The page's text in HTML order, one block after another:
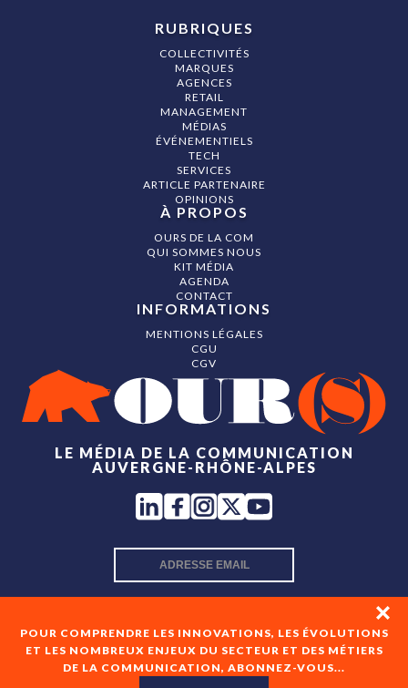
POUR COMPRENDRE LES INNOVATIONS, LES ÉVOLUTIONS
ET LES NOMBREUX ENJEUX DU SECTEUR ET DES MÉTIERS
DE LA COMMUNICATION, ABONNEZ-VOUS...
LE MÉDIA DE LA COMMUNICATION
AUVERGNE-RHÔNE-ALPES
En cochant cette case, je consens à recevoir les newsletters
RUBRIQUES
COLLECTIVITÉS
MARQUES
AGENCES
RETAIL
MANAGEMENT
MÉDIAS
ÉVÉNEMENTIELS
TECH
SERVICES
ARTICLE PARTENAIRE
OPINIONS
À PROPOS
OURS DE LA COM
QUI SOMMES NOUS
KIT MÉDIA
AGENDA
CONTACT
INFORMATIONS
MENTIONS LÉGALES
CGU
CGV